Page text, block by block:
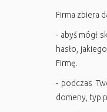
Firma zbiera
- abyś mógł
hasło,
Firmę.
- podczas
domeny, typ